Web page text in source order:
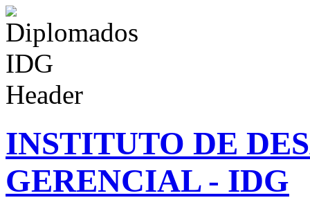
INSTITUTO DE
GERENCIAL - IDG